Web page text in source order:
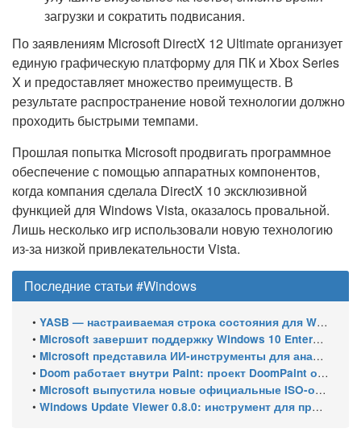
загрузки и сократить подвисания.
По заявлениям Microsoft DirectX 12 Ultimate организует
единую графическую платформу для ПК и Xbox Series
X и предоставляет множество преимуществ. В
результате распространение новой технологии должно
проходить быстрыми темпами.
Прошлая попытка Microsoft продвигать программное
обеспечение с помощью аппаратных компонентов,
когда компания сделала DirectX 10 эксклюзивной
функцией для Windows Vista, оказалось провальной.
Лишь несколько игр использовали новую технологию
из-за низкой привлекательности Vista.
Последние статьи #Windows
• YASB — настраиваемая строка состояния для Windows с виджетами и поддержкой нескольких мониторов
• Microsoft завершит поддержку Windows 10 Enterprise LTSC 2021 в январе 2027 года. ESU продлят обновления до января 2030 года
• Microsoft представила ИИ-инструменты для анализа производительности Windows: ETW MCP и WPA MCP
• Doom работает внутри Paint: проект DoomPaint от технического директора Microsoft Azure
• Microsoft выпустила новые официальные ISO-образы Windows 11 для инсайдеров
• Windows Update Viewer 0.8.0: инструмент для просмотра истории обновлений Windows 11 и Windows 10 получил улучшения